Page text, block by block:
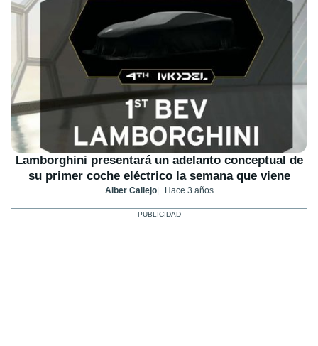
Lamborghini presentará un adelanto conceptual de
su primer coche eléctrico la semana que viene
Alber Callejo Hace 3 años